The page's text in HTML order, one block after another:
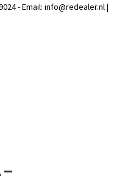
- Email: info@redealer.nl|